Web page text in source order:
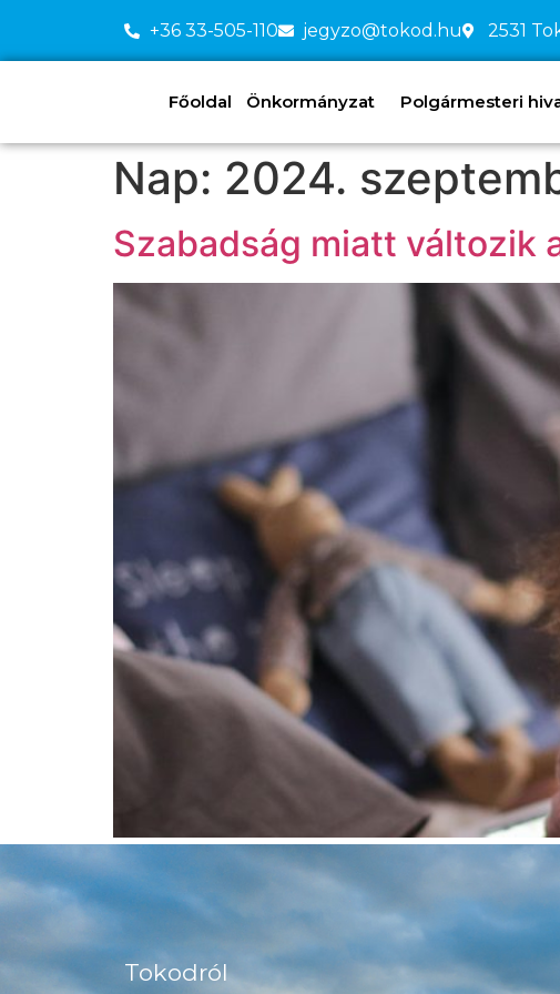
+36 33-505-110 jegyzo@tokod.hu 2531
Főoldal Önkormányzat Polgármesteri
Nap: 2024.
Szabadság miatt változik
Tokodról